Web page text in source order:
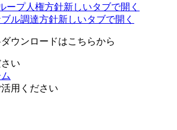
ープ人権方針新しいタブで開く
ル調達方針新しいタブで開く
ウンロードはこちらから
い
用ください